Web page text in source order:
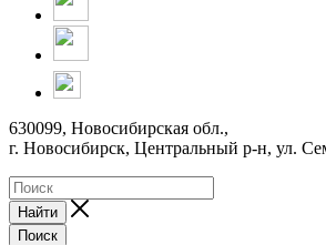
630099, Новосибирская обл.,
г. Новосибирск, Центральный р-н, ул.
Найти
Поиск